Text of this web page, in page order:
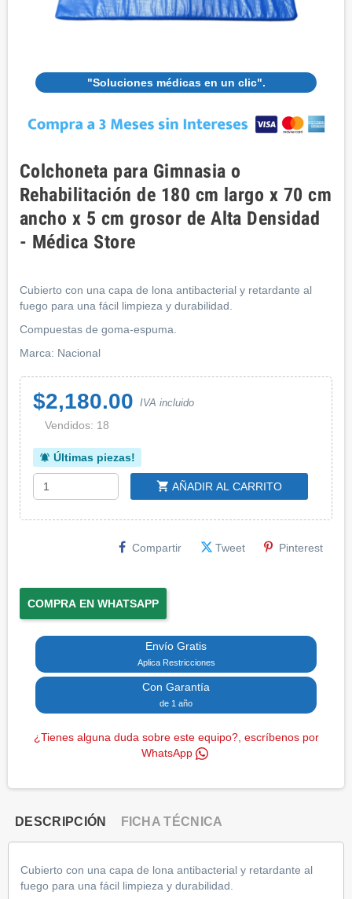
"Soluciones médicas en un clic".
Colchoneta para Gimnasia o
Rehabilitación de 180 cm largo x 70 cm
ancho x 5 cm grosor de Alta Densidad
- Médica Store
Cubierto con una capa de lona antibacterial y retardante al
fuego para una fácil limpieza y durabilidad.
Compuestas de goma-espuma.
Marca: Nacional
$2,180.00 IVA incluido
Vendidos: 18
notifications_active Últimas piezas!
shopping_cart AÑADIR AL CARRITO
Compartir Tweet Pinterest
COMPRA EN WHATSAPP
Envío Gratis
Aplica Restricciones
Con Garantía
de 1 año
¿Tienes alguna duda sobre este equipo?, escríbenos por
WhatsApp
DESCRIPCIÓN FICHA TÉCNICA
Cubierto con una capa de lona antibacterial y retardante al
fuego para una fácil limpieza y durabilidad.